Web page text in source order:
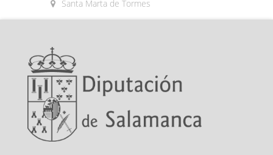
Santa Marta de Tormes